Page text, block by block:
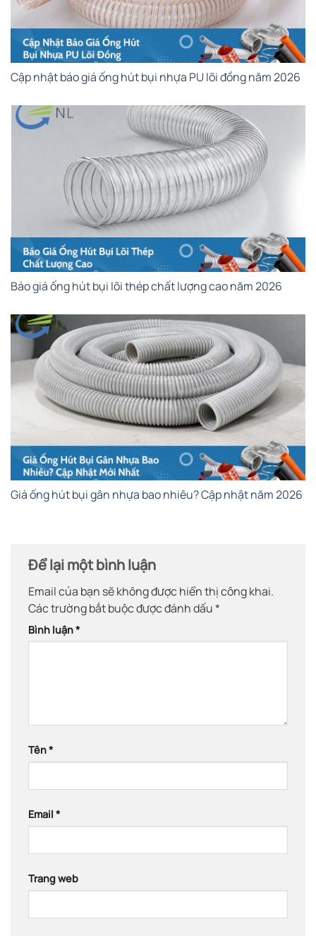
Cập nhật báo giá ống hút bụi nhựa PU lõi đồng năm 2026
Báo giá ống hút bụi lõi thép chất lượng cao năm 2026
Giá ống hút bụi gân nhựa bao nhiêu? Cập nhật năm 2026
Để lại một bình luận
Email của bạn sẽ không được hiển thị công khai.
Các trường bắt buộc được đánh dấu*
Bình luận*
Tên*
Email *
Trang web